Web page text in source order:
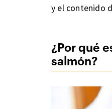
y el contenido
¿Por qué
salmón?